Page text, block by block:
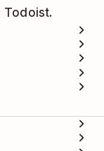
Todoist.